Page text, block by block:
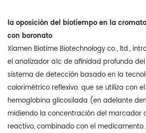
la oposición del biotiempo en la
con boronato
Xiamen Biotime Biotechnology co., ltd.,
el analizador a1c de afinidad profunda
sistema de detección basado en la
colorimétrico reflexivo. que se utiliza con
hemoglobina glicosilada (en adelante
midiendo la concentración del marcador
reactivo, combinado con el